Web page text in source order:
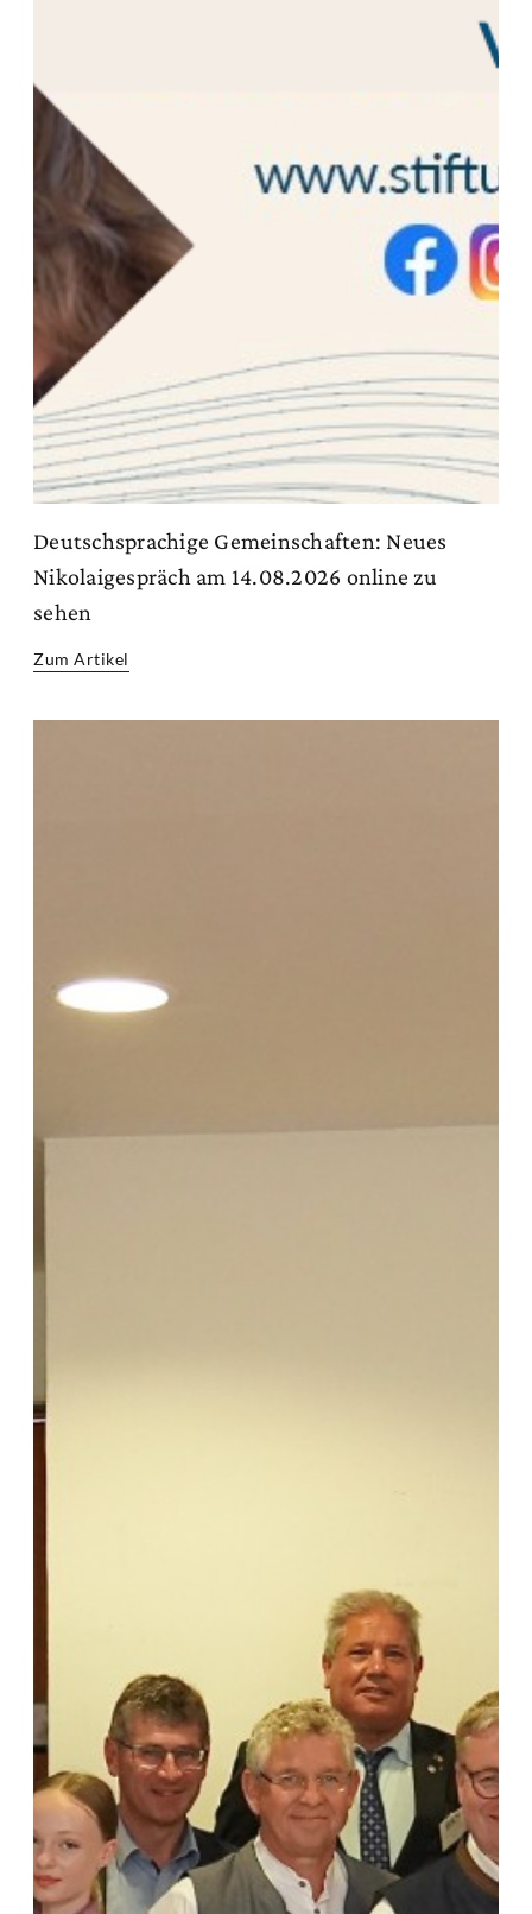
Deutschsprachige Gemeinschaften: Neues
Nikolaigespräch am 14.08.2026 online zu
sehen
Zum Artikel